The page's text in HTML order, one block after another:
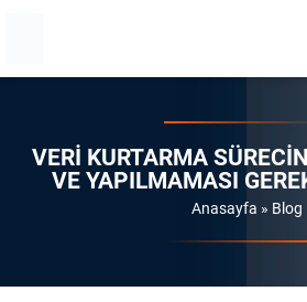
VERI KURTARMA
VE YAPILMAMASI
Anasayfa » Blog